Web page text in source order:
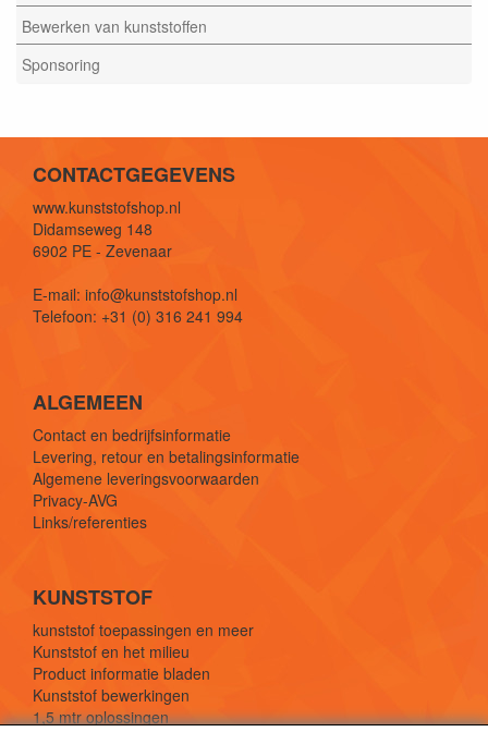
Bewerken van kunststoffen
Sponsoring
CONTACTGEGEVENS
www.kunststofshop.nl
Didamseweg 148
6902 PE - Zevenaar
E-mail: info@kunststofshop.nl
Telefoon: +31 (0) 316 241 994
ALGEMEEN
Contact en bedrijfsinformatie
Levering, retour en betalingsinformatie
Algemene leveringsvoorwaarden
Privacy-AVG
Links/referenties
KUNSTSTOF
kunststof toepassingen en meer
Kunststof en het milieu
Product informatie bladen
Kunststof bewerkingen
1,5 mtr oplossingen